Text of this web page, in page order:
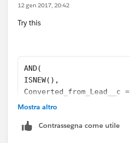
12 gen 2017, 20:42
Try this
AND(
ISNEW(),
Converted_from_Lead__c =
Mostra altro
Contrassegna come utile